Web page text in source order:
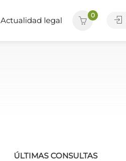
Actualidad legal
0
ÚLTIMAS CONSULTAS